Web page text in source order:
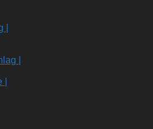
|